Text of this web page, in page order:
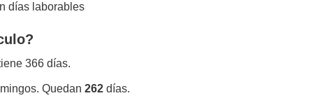
días laborables
366 días.
Quedan 262 días.